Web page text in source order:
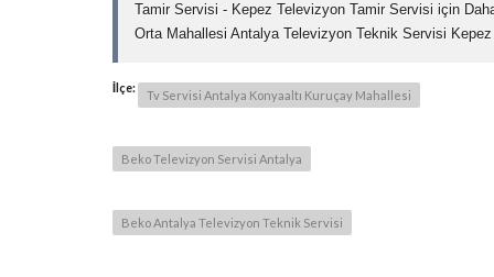
Tamir Servisi - Kepez Televizyon Tamir Servisi için
Orta Mahallesi Antalya Televizyon Teknik Servisi
İlçe:
Tv Servisi Antalya Konyaaltı Kuruçay Mahallesi
Beko Televizyon Servisi Antalya
Beko Antalya Televizyon Teknik Servisi